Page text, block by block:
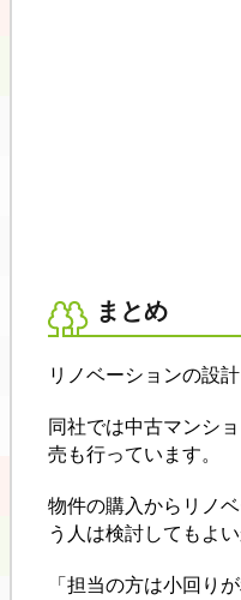
まとめ
リノベーションの設
同社では中古マンシ
売も行っています。
物件の購入からリノ
う人は検討してもよ
「担当の方は小回り